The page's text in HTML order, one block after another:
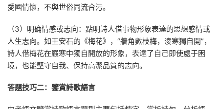
愛國情懷，不與世俗同流合污。
（3）明确情感或志向：點明詩人借事物形象表達的思想感情或
人生志向。如王安石的《梅花》，“牆角數枝梅，淩寒獨自開”，
詩人借梅花在嚴寒中獨自開放的形象，表達了自己即使處于困
境，也能堅守自我、保持高潔品質的志向。
答題技巧二： 鑒賞詩歌語言